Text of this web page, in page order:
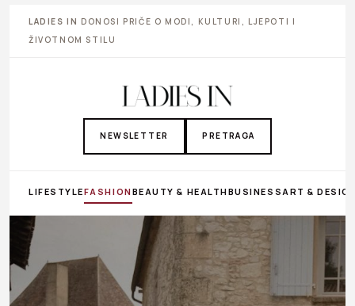
LADIES IN DONOSI PRIČE O MODI, KULTURI, LJEPOTI I
ŽIVOTNOM STILU
NEWSLETTER PRETRAGA
LIFESTYLEFASHIONBEAUTY & HEALTHBUSINESS ART &